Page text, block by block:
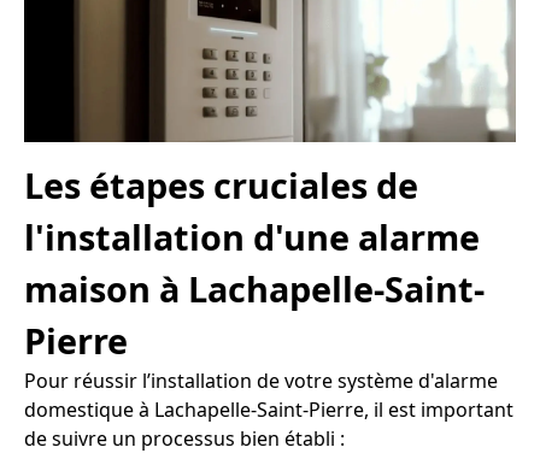
Les étapes cruciales de
l'installation d'une alarme
maison à Lachapelle-Saint-
Pierre
Pour réussir l’installation de votre système d'alarme
domestique à Lachapelle-Saint-Pierre, il est important
de suivre un processus bien établi :